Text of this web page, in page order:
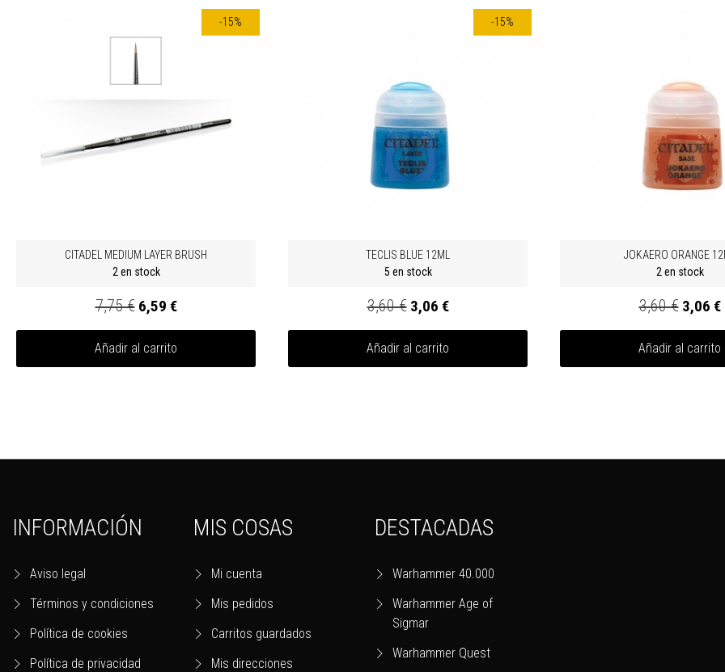
-15%
CITADEL MEDIUM LAYER BRUSH
2 en stock
7,75 € 6,59 €
Añadir al carrito
-15%
TECLIS BLUE 12ML
5 en stock
3,60 € 3,06 €
Añadir al carrito
JOKAERO ORANGE
2 en stock
3,60 € 3,06 €
Añadir al carrito
INFORMACIÓN
Aviso legal
Términos y condiciones
Política de cookies
Política de privacidad
MIS COSAS
Mi cuenta
Mis pedidos
Carritos guardados
Mis direcciones
DESTACADAS
Warhammer 40.000
Warhammer Age of
Sigmar
Warhammer Quest